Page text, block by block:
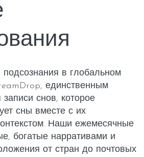
подсознания в глобальном
единственным
снов, которое
сны вместе с их
Наши ежемесячные
богатые нарративами и
от стран до почтовых